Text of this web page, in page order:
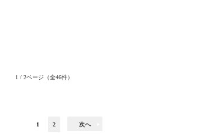
1 / 2ページ （全46件）
1 2 次へ